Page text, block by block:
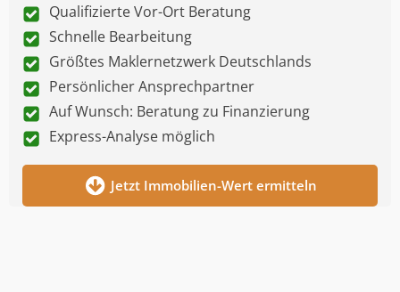
Qualifizierte Vor-Ort Beratung
Schnelle Bearbeitung
Größtes Maklernetzwerk Deutschlands
Persönlicher Ansprechpartner
Auf Wunsch: Beratung zu Finanzierung
Express-Analyse möglich
Jetzt Immobilien-Wert ermitteln